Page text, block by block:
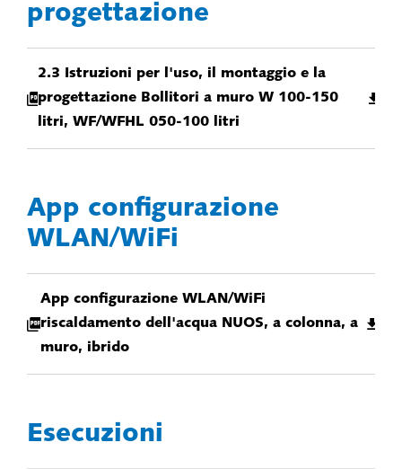
progettazione
2.3 Istruzioni per l'uso, il montaggio e la
progettazione Bollitori a muro W 100-150
litri, WF/WFHL 050-100 litri
App configurazione
WLAN/WiFi
App configurazione WLAN/WiFi
riscaldamento dell'acqua NUOS, a colonna, a
muro, ibrido
Esecuzioni